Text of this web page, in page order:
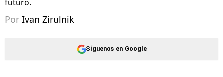
futuro.
Por Ivan Zirulnik
Síguenos en Google